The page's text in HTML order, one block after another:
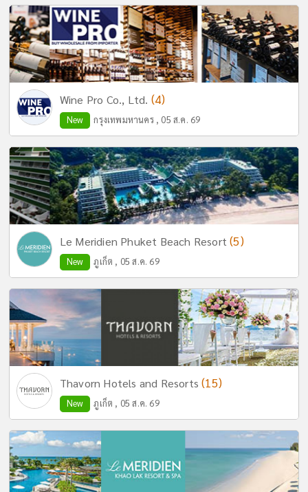
Wine Pro Co., Ltd. (4)
New กรุงเทพมหานคร , 05 ส.ค. 69
Le Meridien Phuket Beach Resort(5)
New ภูเก็ต , 05 ส.ค. 69
Thavorn Hotels and Resorts(15)
New ภูเก็ต , 05 ส.ค. 69